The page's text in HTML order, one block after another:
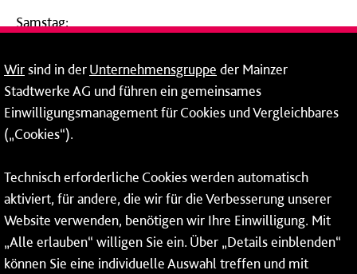
Samstag:
24-Stunden-Telefon*
06131 – 12 77 77
Fax: 06131 – 12 66 66
* Montags bis freitags bis 7 und ab 18 Uhr sowie an
Wochenenden und Feiertagen ganztags werden Ihre
Anrufe je nach Themenauswahl an ein Callcenter des
RMV oder von nextbike weitergeleitet. Dort erhalten Sie
Wirsind in derUnternehmensgruppe der Mainzer
Stadtwerke AG und führen ein gemeinsames
Einwilligungsmanagement für Cookies und Vergleichbares
(„Cookies“).
Technisch erforderliche Cookies werden automatisch
aktiviert, für andere, die wir für die Verbesserung unserer
Website verwenden, benötigen wir Ihre Einwilligung. Mit
„Alle erlauben“ willigen Sie ein. Über „Details einblenden“
können Sie eine individuelle Auswahl treffen und mit